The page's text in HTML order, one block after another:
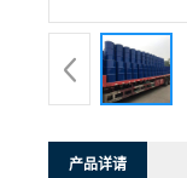
产品详请